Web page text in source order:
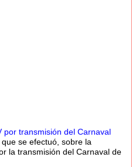
por transmisión del Carnaval
se efectuó, sobre la
la transmisión del Carnaval de